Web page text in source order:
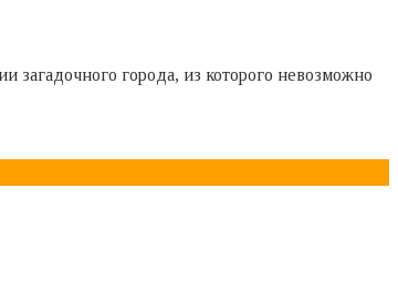
загадочного города, из которого невозможно